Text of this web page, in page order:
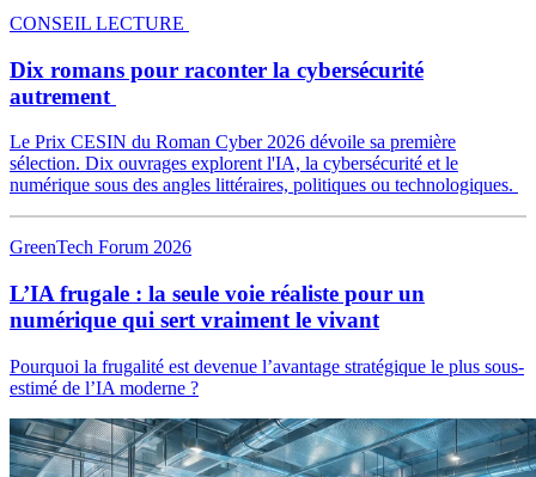
CONSEIL LECTURE
Dix romans pour raconter la cybersécurité
autrement
Le Prix CESIN du Roman Cyber 2026 dévoile sa première
sélection. Dix ouvrages explorent l'IA, la cybersécurité et le
numérique sous des angles littéraires, politiques ou technologiques.
GreenTech Forum 2026
L’IA frugale : la seule voie réaliste pour un
numérique qui sert vraiment le vivant
Pourquoi la frugalité est devenue l’avantage stratégique le plus sous-
estimé de l’IA moderne ?